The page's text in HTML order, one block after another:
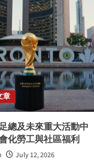
章
總及未來重大活動中
化勞工與社區福利
July 12, 2026